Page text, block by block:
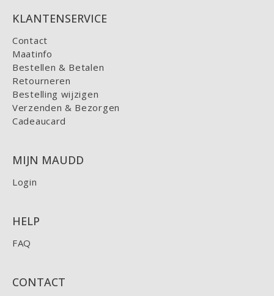
KLANTENSERVICE
Contact
Maatinfo
Bestellen & Betalen
Retourneren
Bestelling wijzigen
Verzenden & Bezorgen
Cadeaucard
MIJN MAUDD
Login
HELP
FAQ
CONTACT